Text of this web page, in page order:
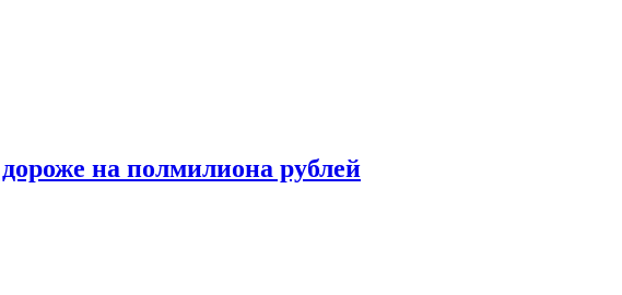
на полмилиона рублей